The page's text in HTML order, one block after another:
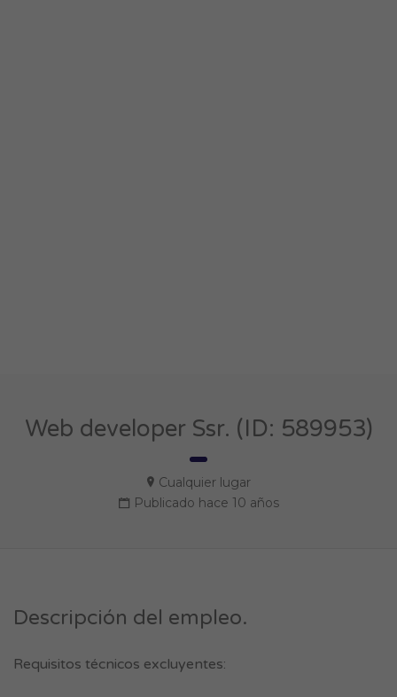
Web developer Ssr. (ID: 589953)
Cualquier lugar
Publicado hace 10 años
Descripción del empleo.
Requisitos técnicos excluyentes: